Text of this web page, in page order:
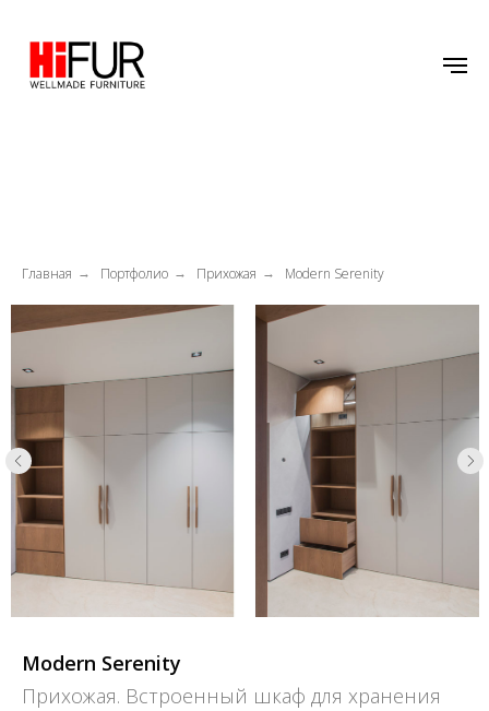
Главная → Портфолио → Прихожая → Modern Serenity
Modern Serenity
Прихожая. Встроенный шкаф для хранения